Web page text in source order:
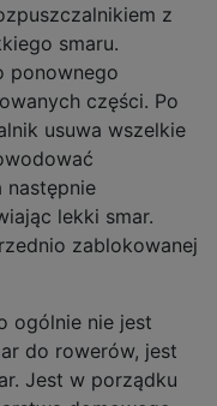
z
smaru.
ponownego
części. Po
usuwa wszelkie
następnie
lekki smar.
zablokowanej
ogólnie nie jest
do rowerów, jest
Jest w porządku